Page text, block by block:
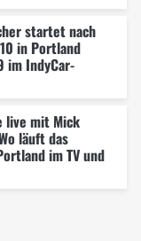
startet nach
in Portland
im IndyCar-
live mit Mick
läuft das
im TV und